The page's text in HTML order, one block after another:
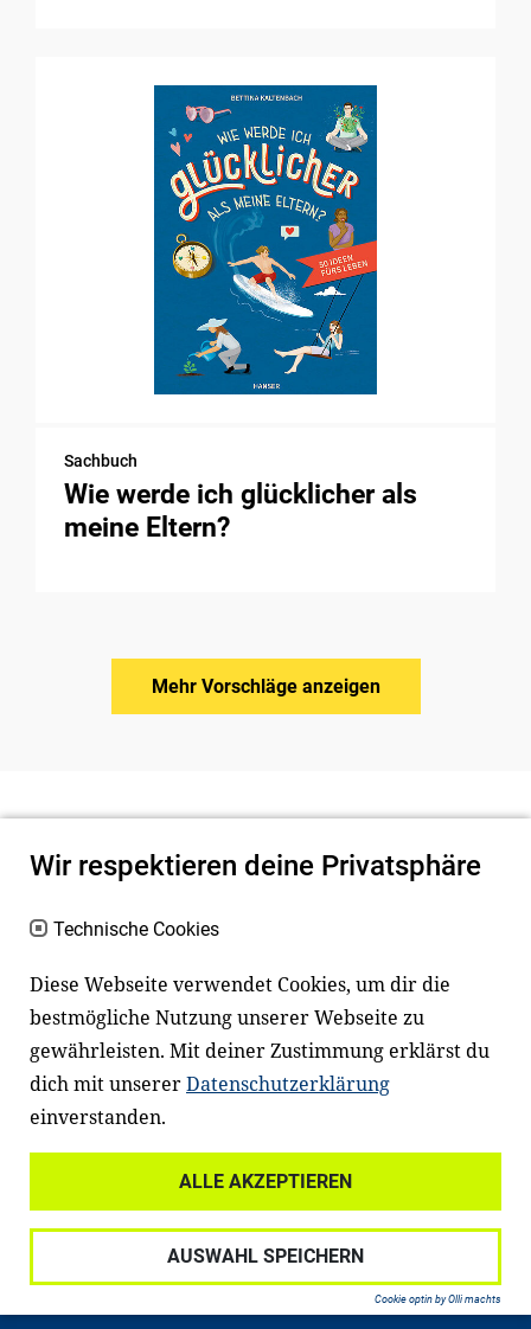
Sachbuch
Wie werde ich glücklicher als
meine Eltern?
Mehr Vorschläge anzeigen
Newsletter
Facebook LinkedIn
Datenschutz
Haftungsausschluss
Impressum
Wir respektieren deine Privatsphäre
Technische Cookies
Diese Webseite verwendet Cookies, um dir die
bestmögliche Nutzung unserer Webseite zu
gewährleisten. Mit deiner Zustimmung erklärst du
dich mit unsererDatenschutzerklärung
einverstanden.
ALLE AKZEPTIEREN
AUSWAHL SPEICHERN
Cookie optin by Olli machts